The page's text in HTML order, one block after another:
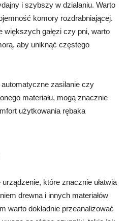
i szybszy w działaniu. Warto
komory rozdrabniającej.
większych gałęzi czy pni, warto
aby uniknąć częstego
zasilanie czy
materiału, mogą znacznie
użytkowania rębaka
które znacznie ułatwia
drewna i innych materiałów
warto dokładnie przeanalizować